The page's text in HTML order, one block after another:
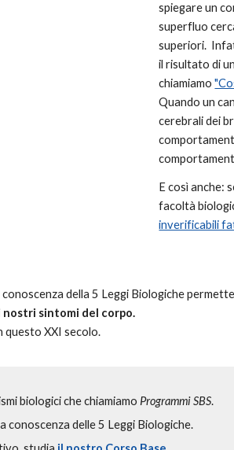
spiegare un
superfluo
superiori.
il risultato di
chiamiamo
Quando un
cerebrali dei
E così anche:
facoltà
inverificabili
della 5 Leggi Biologiche
sintomi del corpo.
questo XXI secolo.
biologici che chiamiamo Programmi SBS.
conoscenza delle 5 Leggi Biologiche.